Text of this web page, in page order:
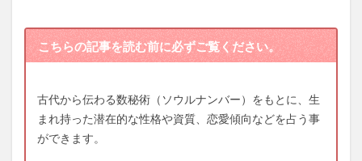
こちらの記事を読む前に必ずご覧ください。
古代から伝わる数秘術（ソウルナンバー）をもとに、生
まれ持った潜在的な性格や資質、恋愛傾向などを占う事
ができます。